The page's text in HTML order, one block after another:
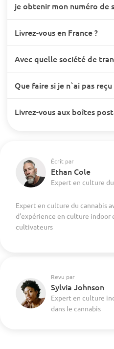
je obtenir mon numéro de
Livrez-vous en France ?
Avec quelle société de
Que faire si je n`ai pas
Livrez-vous aux boîtes
Écrit par
Ethan Cole
Expert en culture
Expert en culture du cannabis
d’expérience en culture
cultivateurs
Revu par
Sylvia Johnson
Expert en culture
dans le cannabis